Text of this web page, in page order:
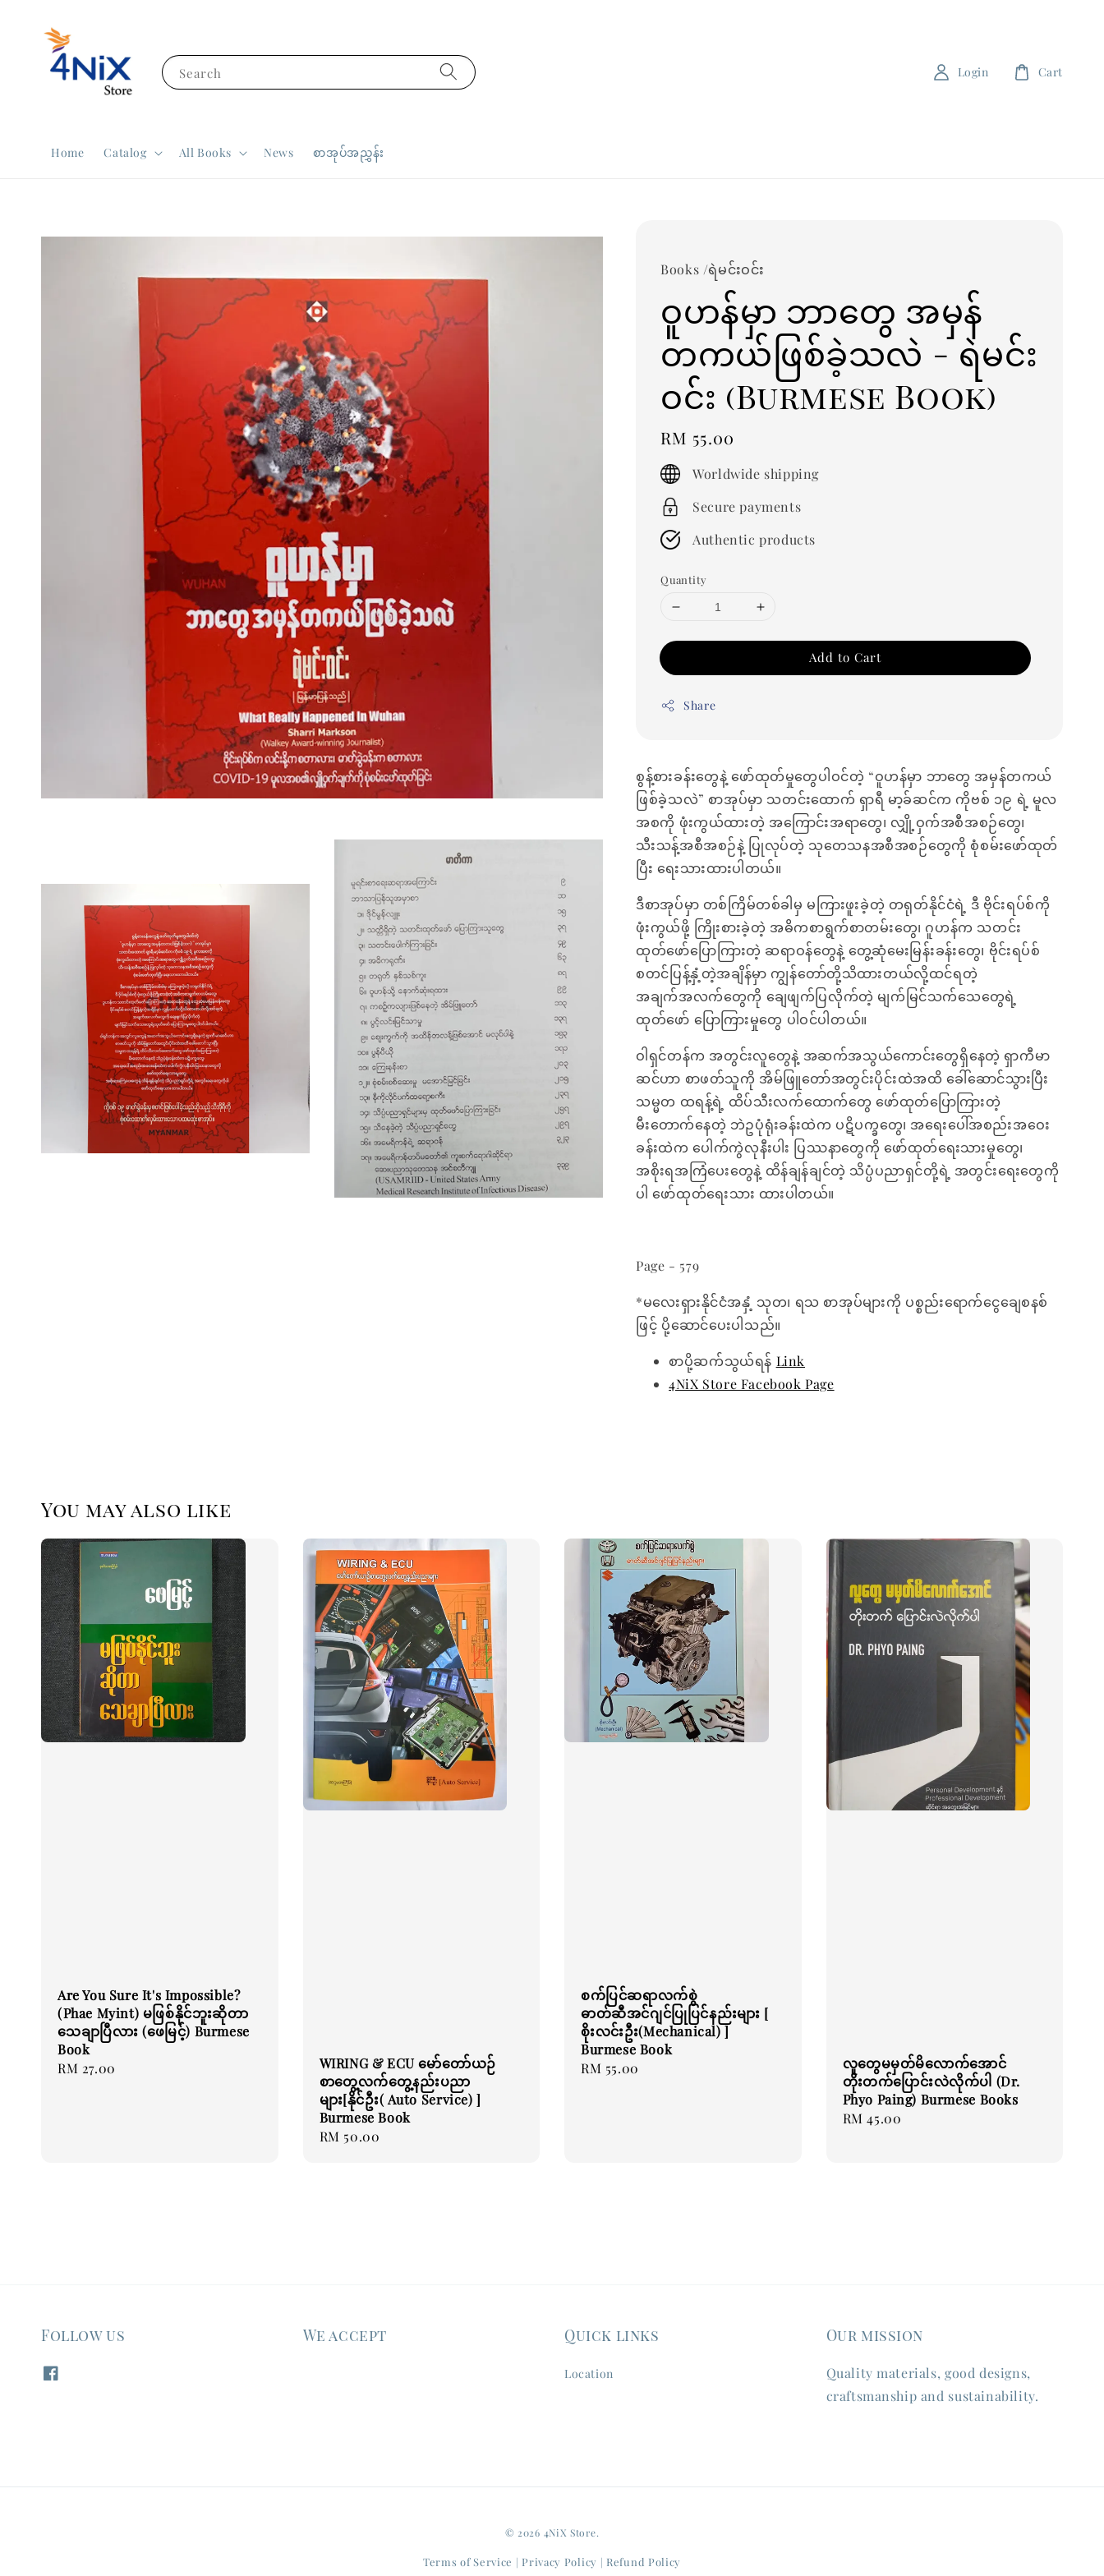
Search
Home Catalog All Books News စာအုပ်အညွှန်း
Login Cart
Books /ရဲမင်းဝင်း
ဝူဟန်မှာ ဘာတွေ အမှန်
တကယ်ဖြစ်ခဲ့သလဲ - ရဲမင်း
ဝင်း (Burmese Book)
Regular
price
RM 55.00
Worldwide shipping
Secure payments
Authentic products
Quantity
Add to Cart
Share
စွန့်စားခန်းတွေနဲ့ ဖော်ထုတ်မှုတွေပါဝင်တဲ့ “ဝူဟန်မှာ ဘာတွေ အမှန်တကယ်
ဖြစ်ခဲ့သလဲ” စာအုပ်မှာ သတင်းထောက် ရှာရီ မာ့ခ်ဆင်က ကိုဗစ် ၁၉ ရဲ့ မူလ
အစကို ဖုံးကွယ်ထားတဲ့ အကြောင်းအရာတွေ၊ လျှို့ဝှက်အစီအစဉ်တွေ၊
သီးသန့်အစီအစဉ်နဲ့ ပြုလုပ်တဲ့ သုတေသနအစီအစဉ်တွေကို စုံစမ်းဖော်ထုတ်
ပြီး ရေးသားထားပါတယ်။
ဒီစာအုပ်မှာ တစ်ကြိမ်တစ်ခါမှ မကြားဖူးခဲ့တဲ့ တရုတ်နိုင်ငံရဲ့ ဒီ ဗိုင်းရပ်စ်ကို
ဖုံးကွယ်ဖို့ ကြိုးစားခဲ့တဲ့ အဓိကစာရွက်စာတမ်းတွေ၊ ဂူဟန်က သတင်း
ထုတ်ဖော်ပြောကြားတဲ့ ဆရာဝန်တွေနဲ့ တွေ့ဆုံမေးမြန်းခန်းတွေ၊ ဗိုင်းရပ်စ်
စတင်ပြန့်နှံ့တဲ့အချိန်မှာ ကျွန်တော်တို့သိထားတယ်လို့ထင်ရတဲ့
အချက်အလက်တွေကို ချေဖျက်ပြလိုက်တဲ့ မျက်မြင်သက်သေတွေရဲ့
ထုတ်ဖော် ပြောကြားမှုတွေ ပါဝင်ပါတယ်။
ဝါရှင်တန်က အတွင်းလူတွေနဲ့ အဆက်အသွယ်ကောင်းတွေရှိနေတဲ့ ရှာကီမာ
ဆင်ဟာ စာဖတ်သူကို အိမ်ဖြူတော်အတွင်းပိုင်းထဲအထိ ခေါ်ဆောင်သွားပြီး
သမ္မတ ထရန့်ရဲ့ ထိပ်သီးလက်ထောက်တွေ ဖော်ထုတ်ပြောကြားတဲ့
မီးတောက်နေတဲ့ ဘဲဥပုံရုံးခန်းထဲက ပဋိပက္ခတွေ၊ အရေးပေါ်အစည်းအဝေး
ခန်းထဲက ပေါက်ကွဲလုနီးပါး ပြဿနာတွေကို ဖော်ထုတ်ရေးသားမှုတွေ၊
အစိုးရအကြံပေးတွေနဲ့ ထိန်ချန်ချင်တဲ့ သိပ္ပံပညာရှင်တို့ရဲ့ အတွင်းရေးတွေကို
ပါ ဖော်ထုတ်ရေးသား ထားပါတယ်။
Page - 579
*မလေးရှားနိုင်ငံအနှံ့ သုတ၊ ရသ စာအုပ်များကို ပစ္စည်းရောက်ငွေချေစနစ်
ဖြင့် ပို့ဆောင်ပေးပါသည်။
စာပို့ဆက်သွယ်ရန် Link
4NiX Store Facebook Page
You may also like
Are You Sure It's Impossible?
(Phae Myint) မဖြစ်နိုင်ဘူးဆိုတာ
သေချာပြီလား (ဖေမြင့်) Burmese
Book
Regular
RM 27.00
WIRING & ECU မော်တော်ယဉ်
စာတွေ့လက်တွေ့နည်းပညာ
များ[နိုင်ဦး( Auto Service) ]
Burmese Book
Regular
RM 50.00
စက်ပြင်ဆရာလက်စွဲ
ဓာတ်ဆီအင်ဂျင်ပြုပြင်နည်းများ [
စိုးလင်းဦး(Mechanical) ]
Burmese Book
Regular
RM 55.00
လူတွေမမှတ်မိလောက်အောင်
တိုးတက်ပြောင်းလဲလိုက်ပါ (Dr.
Phyo Paing) Burmese Books
Regular
RM 45.00
Follow us We accept Quick links
Location
Our mission
Quality materials, good designs,
craftsmanship and sustainability.
© 2026 4NiX Store.
Terms of Service | Privacy Policy | Refund Policy